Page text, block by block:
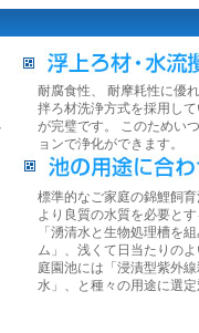
耐腐食性、 耐摩耗性に優
拌ろ材洗浄方式を採用し
が完璧です。 このためい
ョンで浄化ができます。
標準的なご家庭の錦鯉飼育
より良質の水質を必要と
「湧清水と生物処理槽を
ム」、浅くて日当たりの
庭園池には「浸漬型紫外
水」、と種々の用途に選定